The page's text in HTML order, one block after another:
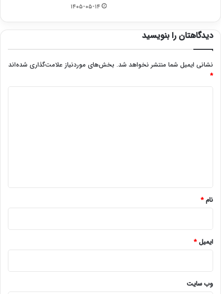
۱۴۰۵-۰۵-۱۴
دیدگاهتان را بنویسید
نشانی ایمیل شما منتشر نخواهد شد. بخش‌های موردنیاز علامت‌گذاری شده‌اند
*
نام*
ایمیل*
وب‌ سایت